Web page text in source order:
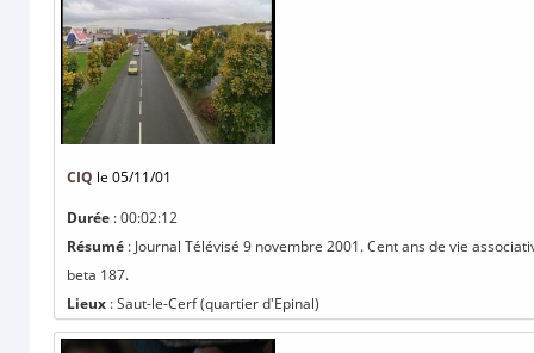
CIQ le 05/11/01
Durée : 00:02:12
Résumé : Journal Télévisé 9 novembre 2001. Cent ans de vie
beta 187.
Lieux : Saut-le-Cerf (quartier d'Epinal)